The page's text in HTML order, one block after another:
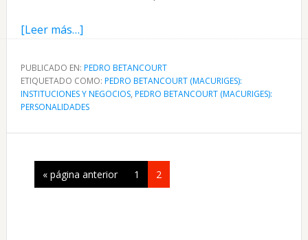
[Leer más…]acerca
Pedro
Betancourt
(Macuriges
Corral
PUBLICADO EN: PEDRO BETANCOURT
ETIQUETADO COMO: PEDRO BETANCOURT (MACURIGES):
INSTITUCIONES Y NEGOCIOS, PEDRO BETANCOURT (MACURIGES):
PERSONALIDADES
« Ir
a
página anterior Página
1 Página
2